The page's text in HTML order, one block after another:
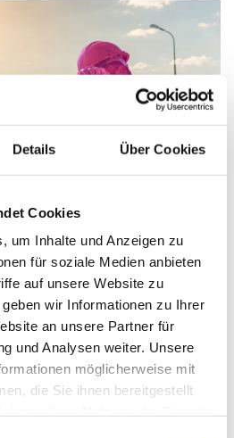
Details Über Cookies
Cookies
um Inhalte und Anzeigen zu
für soziale Medien anbieten
auf unsere Website zu
wir Informationen zu Ihrer
an unsere Partner für
und Analysen weiter. Unsere
möglicherweise mit
die Sie ihnen bereitgestellt
Hitze für Menschen
2026